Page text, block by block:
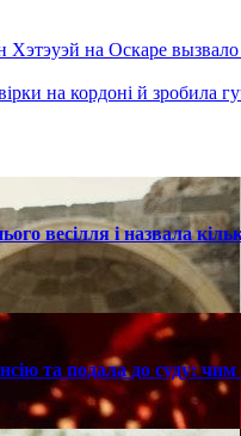
на Оскаре
на кордоні й зробила
весілля і назвала
та подала до суду: